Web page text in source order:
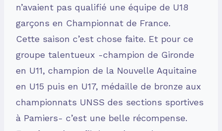
n’avaient pas qualifié une équipe de U18
garçons en Championnat de France.
Cette saison c’est chose faite. Et pour ce
groupe talentueux -champion de Gironde
en U11, champion de la Nouvelle Aquitaine
en U15 puis en U17, médaille de bronze aux
championnats UNSS des sections sportives
à Pamiers- c’est une belle récompense.